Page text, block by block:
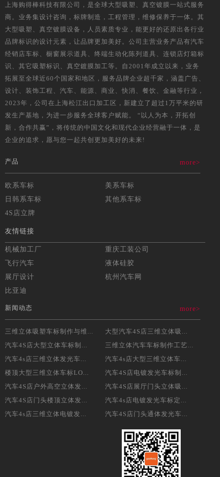
上海购得棒科技有限公司，是全球大型吸塑、真空镀膜一站式服务
商。业务集设计咨询，标牌制造，工程管理，维修保养于一体。其
大型吸塑、真空镀膜设备，人员素质专业，能更好的还原出各行业
品牌标识的设计元素，让品牌更加美好。公司主营业务产品有汽车
经销店车标、橱窗展示道具、终端生动化陈列道具、连锁店灯箱标
识、其它吸塑标识、真空鍍膜加工等。自2001年成立以来，业务
拓展至全球近60个国家和地区，服务品牌企业超千家，涵盖广告、
设计、装饰工程、汽车、能源、商业、快消、餐饮、金融等行业，
2023年，公司在上海松江出口加工区，新建立了超过1万平米的研
发生产基地，为进一步服务全球客户赋能。 “以人为本，开拓创
新，合作共赢”，将传统的中国文化和现代企业经营融于一体，是
企业的追求，愿与您一起共创更加美好的未来!
产品 more>
欧系车标
美系车标
日韩系车标
其他系车标
4S店立牌
友情链接
机械加工厂
重庆工装公司
飞行汽车
液体硅胶
展厅设计
杭州汽车网
比亚迪
新闻动态 more>
三维立体吸塑车标制作与维...
大型汽车4S店三维立体吸...
汽车4S店大型立体车标制...
三维立体汽车车标制作工艺...
汽车4s店三维立体发光车...
汽车4s店大型三维立体车...
楼顶大型三维立体车标LO...
汽车4S店电镀发光车标制...
汽车4S店户外高空立体发...
汽车4S店展厅门头立体吸...
汽车4S店门头楼顶立体发...
汽车4s店电镀发光车标定...
汽车4s店三维立体电镀发...
汽车4S店门头通体发光车...